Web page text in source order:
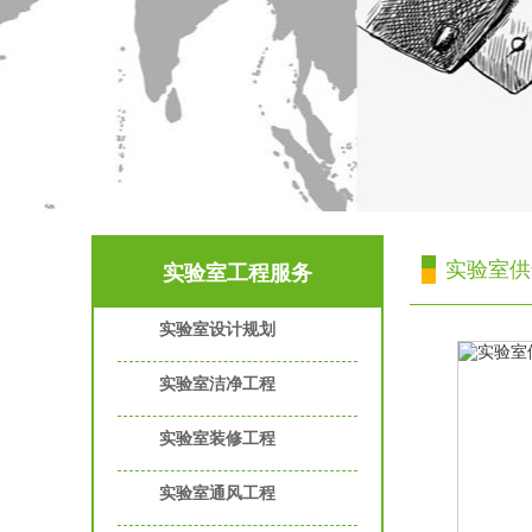
实验室工程服务
实验室设计规划
实验室洁净工程
实验室装修工程
实验室通风工程
实验室